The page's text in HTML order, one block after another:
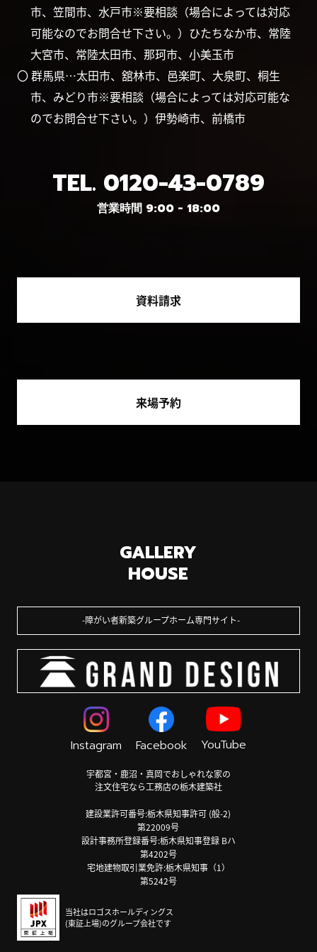
市、笠間市、水戸市※要相談（場合によっては対応
可能なのでお問合せ下さい。）ひたちなか市、常陸
大宮市、常陸太田市、那珂市、小美玉市
〇 群馬県…太田市、舘林市、邑楽町、大泉町、桐生
市、みどり市※要相談（場合によっては対応可能な
のでお問合せ下さい。）伊勢崎市、前橋市
TEL. 0120-43-0789
営業時間 9:00 - 18:00
資料請求
来場予約
GALLERY
HOUSE
障がい者新築グループホーム専門サイト
Instagram Facebook YouTube
宇都宮・鹿沼・真岡でおしゃれな家の
注文住宅なら工務店の栃木建築社
建設業許可番号:栃木県知事許可 (般-2)
第22009号
設計事務所登録番号:栃木県知事登録 Bハ
第4202号
宅地建物取引業免許:栃木県知事（1）
第5242号
当社はロゴスホールディングス
(東証上場)のグループ会社です